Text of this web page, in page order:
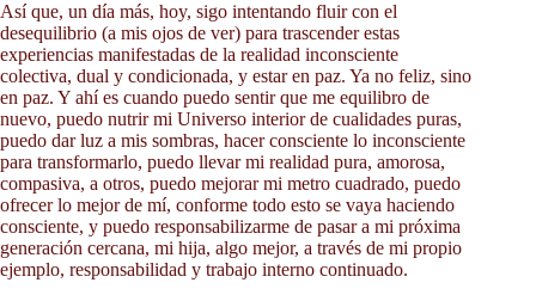
Así que, un día más, hoy, sigo intentando fluir con el
desequilibrio (a mis ojos de ver) para trascender estas
experiencias manifestadas de la realidad inconsciente
colectiva, dual y condicionada, y estar en paz. Ya no feliz, sino
en paz. Y ahí es cuando puedo sentir que me equilibro de
nuevo, puedo nutrir mi Universo interior de cualidades puras,
puedo dar luz a mis sombras, hacer consciente lo inconsciente
para transformarlo, puedo llevar mi realidad pura, amorosa,
compasiva, a otros, puedo mejorar mi metro cuadrado, puedo
ofrecer lo mejor de mí, conforme todo esto se vaya haciendo
consciente, y puedo responsabilizarme de pasar a mi próxima
generación cercana, mi hija, algo mejor, a través de mi propio
ejemplo, responsabilidad y trabajo interno continuado.